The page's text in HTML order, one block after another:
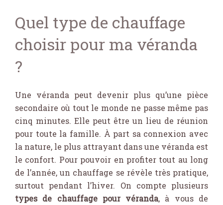
Quel type de chauffage
choisir pour ma véranda
?
Une véranda peut devenir plus qu’une pièce
secondaire où tout le monde ne passe même pas
cinq minutes. Elle peut être un lieu de réunion
pour toute la famille. À part sa connexion avec
la nature, le plus attrayant dans une véranda est
le confort. Pour pouvoir en profiter tout au long
de l’année, un chauffage se révèle très pratique,
surtout pendant l’hiver. On compte plusieurs
types de chauffage pour véranda, à vous de